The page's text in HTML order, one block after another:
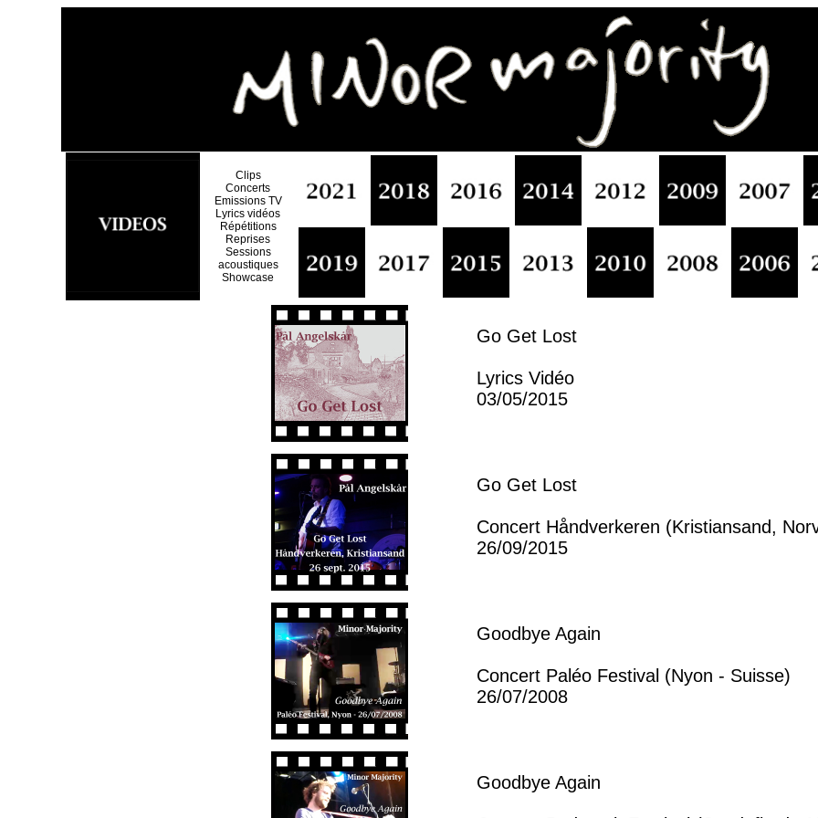
Clips
Concerts
Emissions TV
Lyrics vidéos
Répétitions
Reprises
Sessions
acoustiques
Showcase
Go Get Lost
Lyrics Vidéo
03/05/2015
Go Get Lost
Concert Håndverkeren (Kristiansand,
26/09/2015
Goodbye Again
Concert Paléo Festival (Nyon - Suisse)
26/07/2008
Goodbye Again